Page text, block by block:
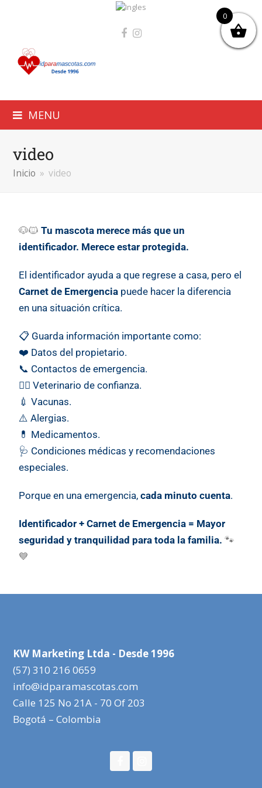
MENU
video
Inicio » video
🐶🐱 Tu mascota merece más que un
identificador. Merece estar protegida.
El identificador ayuda a que regrese a casa, pero el
Carnet de Emergencia puede hacer la diferencia
en una situación crítica.
📋 Guarda información importante como:
❤️ Datos del propietario.
📞 Contactos de emergencia.
👨‍⚕️ Veterinario de confianza.
💉 Vacunas.
⚠️ Alergias.
💊 Medicamentos.
🩺 Condiciones médicas y recomendaciones
especiales.
Porque en una emergencia,cada minuto cuenta.
Identificador + Carnet de Emergencia = Mayor
seguridad y tranquilidad para toda la familia. 🐾
💙
KW Marketing Ltda - Desde 1996
(57) 310 216 0659
info@idparamascotas.com
Calle 125 No 21A - 70 Of 203
Bogotá – Colombia
0